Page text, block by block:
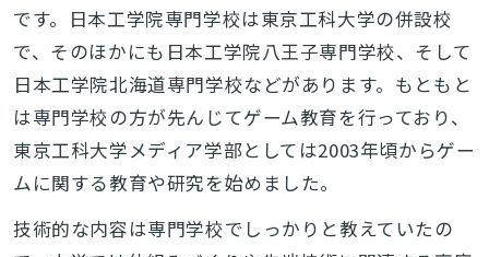
です。日本工学院専門学校は東京工科大学の併設校
で、そのほかにも日本工学院八王子専門学校、そして
日本工学院北海道専門学校などがあります。もともと
は専門学校の方が先んじてゲーム教育を行っており、
東京工科大学メディア学部としては2003年頃からゲー
ムに関する教育や研究を始めました。
技術的な内容は専門学校でしっかりと教えていたの